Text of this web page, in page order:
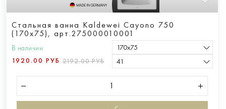
Стальная ванна Kaldewei Cayono 750
(170x75), арт.275000010001
В наличии
1920.00 РУБ2192.00 РУБ
170х75
41